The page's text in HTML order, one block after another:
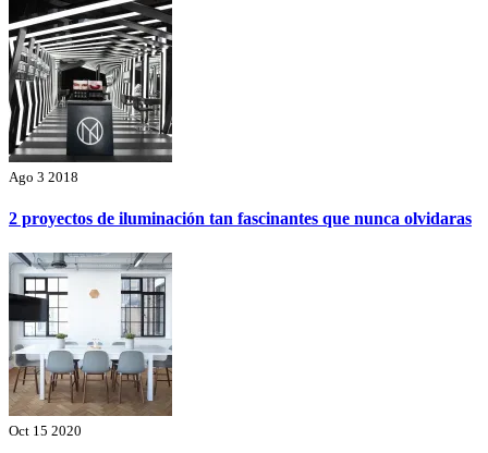
Ago 3 2018
2 proyectos de iluminación tan fascinantes que nunca olvidaras
Oct 15 2020